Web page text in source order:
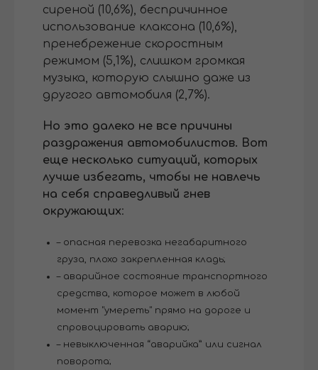
сиреной (10,6%), беспричинное
использование клаксона (10,6%),
пренебрежение скоростным
режимом (5,1%), слишком громкая
музыка, которую слышно даже из
другого автомобиля (2,7%).
Но это далеко не все причины
раздражения автомобилистов. Вот
еще несколько ситуаций, которых
лучше избегать, чтобы не навлечь
на себя справедливый гнев
окружающих:
– опасная перевозка негабаритного
груза, плохо закрепленная кладь;
– аварийное состояние транспортного
средства, которое может в любой
момент "умереть" прямо на дороге и
спровоцировать аварию;
– невыключенная “аварийка” или сигнал
поворота;